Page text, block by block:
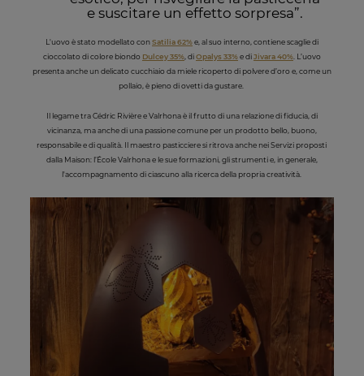
e suscitare un effetto sorpresa”.
L'uovo è stato modellato conSatilia 62%e, al suo interno, contiene scaglie di
cioccolato di colore biondo Dulcey 35%, diOpalys 33%e diJivara 40%. L’uovo
presenta anche un delicato cucchiaio da miele ricoperto di polvere d’oro e, come un
pollaio, è pieno di ovetti da gustare.
Il legame tra Cédric Rivière e Valrhona è il frutto di una relazione di fiducia, di
vicinanza, ma anche di una passione comune per un prodotto bello, buono,
responsabile e di qualità. Il maestro pasticciere si ritrova anche nei Servizi proposti
dalla Maison: l’École Valrhona e le sue formazioni, gli strumenti e, in generale,
l'accompagnamento di ciascuno alla ricerca della propria creatività.